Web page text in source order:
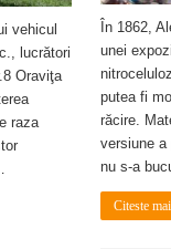
vehicul
lucrători
Oraviţa
raza
În 1862,
unei
putea fi
răcire.
versiune
nu s-a
Citeste